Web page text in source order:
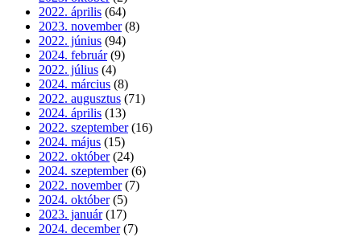
2022. április (64)
2023. november (8)
2022. június (94)
2024. február (9)
2022. július (4)
2024. március (8)
2022. augusztus (71)
2024. április (13)
2022. szeptember (16)
2024. május (15)
2022. október (24)
2024. szeptember (6)
2022. november (7)
2024. október (5)
2023. január (17)
2024. december (7)